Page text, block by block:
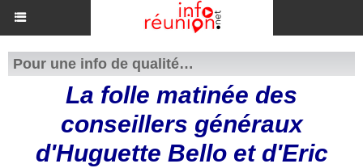
Pour une info de qualité…
La folle matinée des
conseillers généraux
d'Huguette Bello et d'Eric